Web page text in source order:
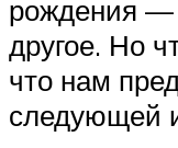
рождения —
другое. Но
что нам
следующей